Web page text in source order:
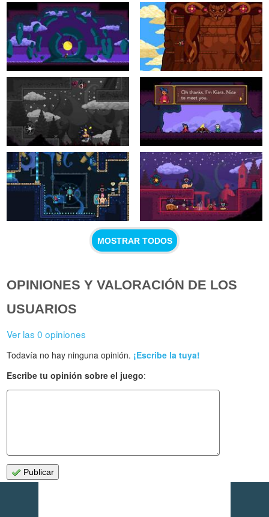
MOSTRAR TODOS
OPINIONES Y VALORACIÓN DE LOS
USUARIOS
Ver las 0 opiniones
Todavía no hay ninguna opinión. ¡Escribe la tuya!
Escribe tu opinión sobre el juego:
Publicar